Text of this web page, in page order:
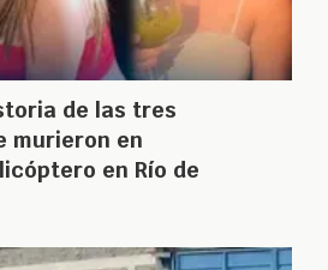
de las tres
murieron en
en Río de